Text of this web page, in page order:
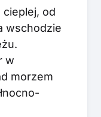
od
wschodzie
w
morzem